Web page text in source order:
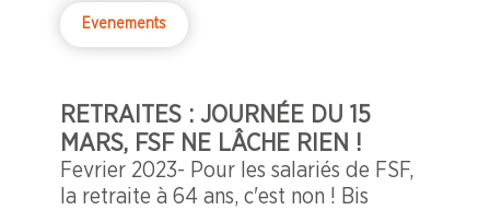
Evenements
RETRAITES : JOURNÉE DU 15
MARS, FSF NE LÂCHE RIEN !
Fevrier 2023- Pour les salariés de FSF,
la retraite à 64 ans, c'est non ! Bis